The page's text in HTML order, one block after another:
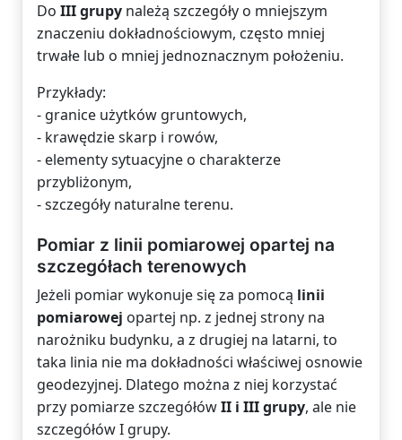
Do III grupy należą szczegóły o mniejszym
znaczeniu dokładnościowym, często mniej
trwałe lub o mniej jednoznacznym położeniu.
Przykłady:
- granice użytków gruntowych,
- krawędzie skarp i rowów,
- elementy sytuacyjne o charakterze
przybliżonym,
- szczegóły naturalne terenu.
Pomiar z linii pomiarowej opartej na
szczegółach terenowych
Jeżeli pomiar wykonuje się za pomocą linii
pomiarowej opartej np. z jednej strony na
narożniku budynku, a z drugiej na latarni, to
taka linia nie ma dokładności właściwej osnowie
geodezyjnej. Dlatego można z niej korzystać
przy pomiarze szczegółówII i III grupy, ale nie
szczegółów I grupy.